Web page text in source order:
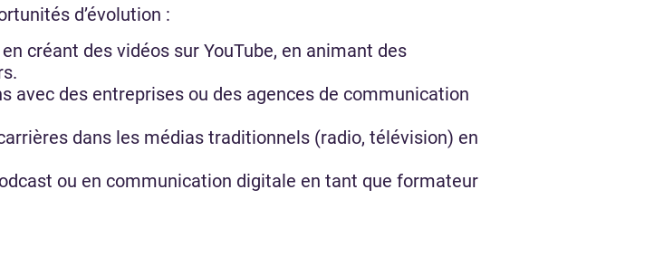
d’évolution :
créant des vidéos sur YouTube, en animant des
avec des entreprises ou des agences de communication
dans les médias traditionnels (radio, télévision) en
ou en communication digitale en tant que formateur